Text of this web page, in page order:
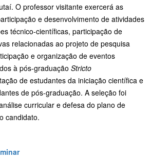
O professor visitante exercerá as
e desenvolvimento de atividades
técnico-científicas, participação de
relacionadas ao projeto de pesquisa
e organização de eventos
à pós-graduação Stricto
de estudantes da iniciação científica e
de pós-graduação. A seleção foi
curricular e defesa do plano de
candidato.